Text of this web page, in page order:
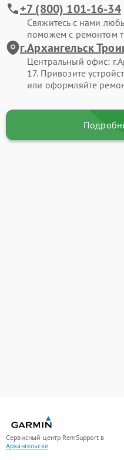
+7 (800) 101-16-34
Свяжитесь с нами
поможем с ремонтом
г.Архангельск
Центральный офис:
17. Привозите
или оформляйте
Сервисный центр RemSupport в
Архангельске